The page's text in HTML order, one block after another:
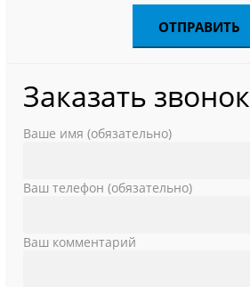
Заказать звонок
Ваше имя (обязательно)
Ваш телефон (обязательно)
Ваш комментарий